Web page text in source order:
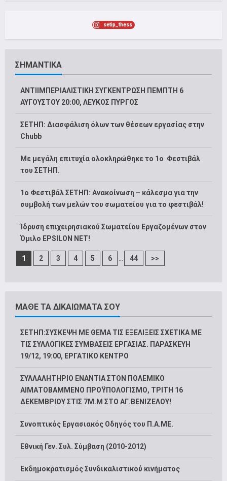
setip_thess
ΣΗΜΑΝΤΙΚΑ
ΑΝΤΙΙΜΠΕΡΙΑΛΙΣΤΙΚΗ ΣΥΓΚΕΝΤΡΩΣΗ ΠΕΜΠΤΗ 6
ΑΥΓΟΥΣΤΟΥ 20:00, ΛΕΥΚΟΣ ΠΥΡΓΟΣ
ΣΕΤΗΠ: Διασφάλιση όλων των θέσεων εργασίας στην
Chubb
Με μεγάλη επιτυχία ολοκληρώθηκε το 1ο Φεστιβάλ
του ΣΕΤΗΠ.
1o Φεστιβάλ ΣΕΤΗΠ: Ανακοίνωση – κάλεσμα για την
συμβολή των μελών του σωματείου για το φεστιβάλ!
Ίδρυση επιχειρησιακού Σωματείου Εργαζομένων στον
Όμιλο EPSILON NET!
1 2 3 4 5 6 ... 44 >>
ΜΑΘΕ ΤΑ ΔΙΚΑΙΩΜΑΤΑ ΣΟΥ
ΣΕΤΗΠ:ΣΥΣΚΕΨΗ ΜΕ ΘΕΜΑ ΤΙΣ ΕΞΕΛΙΞΕΙΣ ΣΧΕΤΙΚΑ ΜΕ
ΤΙΣ ΣΥΛΛΟΓΙΚΕΣ ΣΥΜΒΑΣΕΙΣ ΕΡΓΑΣΙΑΣ. ΠΑΡΑΣΚΕΥΗ
19/12, 19:00, ΕΡΓΑΤΙΚΟ ΚΕΝΤΡΟ
ΣΥΛΛΑΛΗΤΗΡΙΟ ΕΝΑΝΤΙΑ ΣΤΟΝ ΠΟΛΕΜΙΚΟ
ΑΙΜΑΤΟΒΑΜΜΕΝΟ ΠΡΟΫΠΟΛΟΓΙΣΜΟ, ΤΡΙΤΗ 16
ΔΕΚΕΜΒΡΙΟΥ ΣΤΙΣ 7Μ.Μ ΣΤΟ ΑΓ.ΒΕΝΙΖΕΛΟΥ!
Συνοπτικός Εργασιακός Οδηγός του Π.Α.ΜΕ.
Εθνική Γεν. Συλ. Σύμβαση (2010-2012)
Εκδημοκρατισμός Συνδικαλιστικού κινήματος